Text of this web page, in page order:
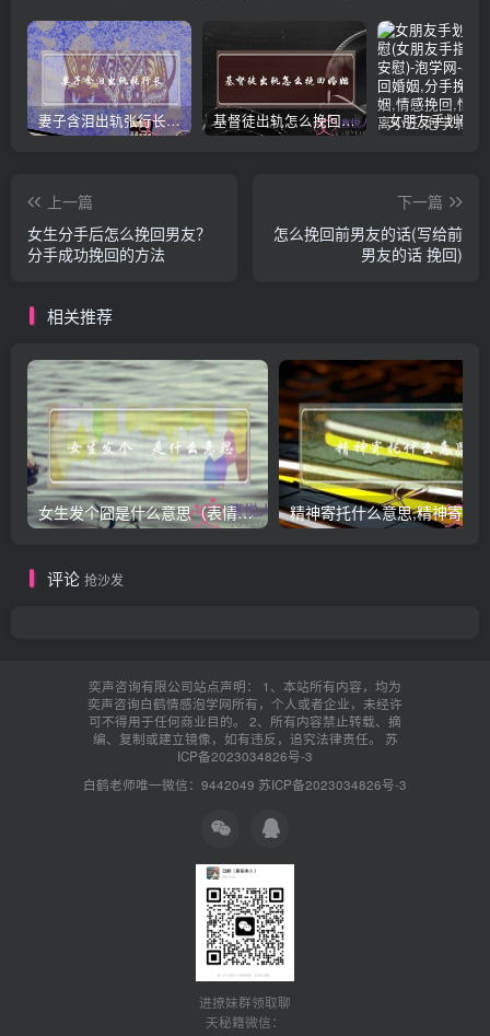
妻子含泪出轨张行长 她说全都是因为家中 基督徒出轨怎么挽回婚姻(基督徒面对出轨婚姻)
上一篇
女生分手后怎么挽回男友？
分手成功挽回的方法
下一篇
怎么挽回前男友的话(写给前
男友的话 挽回)
相关推荐
女生发个囧是什么意思（表情囧的含义）
评论 抢沙发
奕声咨询有限公司站点声明： 1、本站所有内容，均为
奕声咨询白鹤情感泡学网所有，个人或者企业，未经许
可不得用于任何商业目的。 2、所有内容禁止转载、摘
编、复制或建立镜像，如有违反，追究法律责任。 苏
ICP备2023034826号-3
白鹤老师唯一微信：9442049 苏ICP备2023034826号-3
进撩妹群领取聊
天秘籍微信：